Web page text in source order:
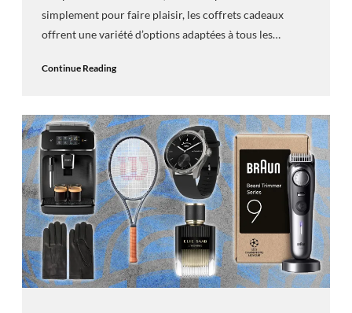
simplement pour faire plaisir, les coffrets cadeaux
offrent une variété d’options adaptées à tous les…
Continue Reading